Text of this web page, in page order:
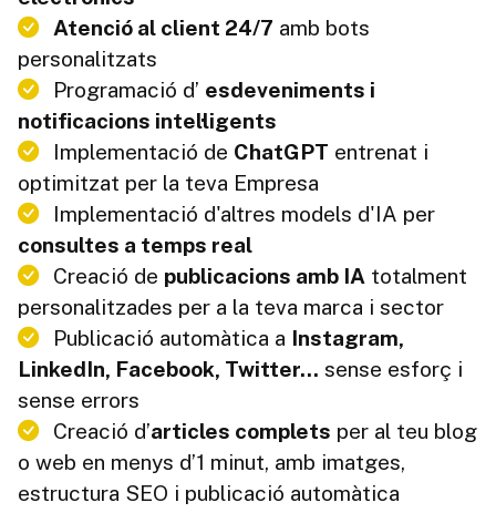
Atenció al client 24/7 amb bots
personalitzats
Programació d’ esdeveniments i
notificacions intel·ligents
Implementació de ChatGPT entrenat i
optimitzat per la teva Empresa
Implementació d'altres models d'IA per
consultes a temps real
Creació de publicacions amb IA totalment
personalitzades per a la teva marca i sector
Publicació automàtica a Instagram,
LinkedIn, Facebook, Twitter... sense esforç i
sense errors
Creació d’articles complets per al teu blog
o web en menys d’1 minut, amb imatges,
estructura SEO i publicació automàtica